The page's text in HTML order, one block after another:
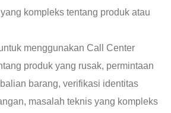
kompleks tentang produk atau
menggunakan Call Center
produk yang rusak, permintaan
barang, verifikasi identitas
masalah teknis yang kompleks